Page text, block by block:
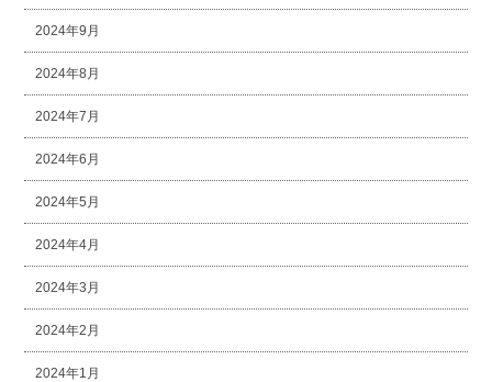
2024年9月
2024年8月
2024年7月
2024年6月
2024年5月
2024年4月
2024年3月
2024年2月
2024年1月